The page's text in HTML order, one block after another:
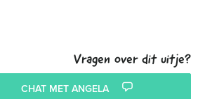
Vragen over dit uitje?
CHAT MET ANGELA